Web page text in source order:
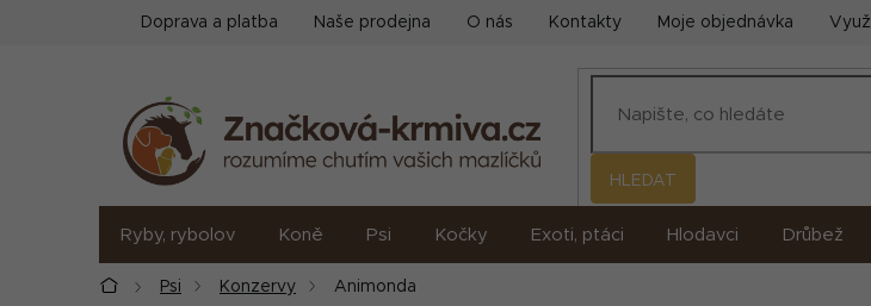
Doprava a platba Naše prodejna O nás Kontakty Moje objednávka
HLEDAT
Ryby, rybolov Koně Psi Kočky Exoti, ptáci Hlodavci Drůbež
DomůPsi Konzervy Animonda